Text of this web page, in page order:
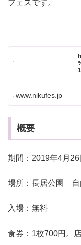
フェスです。
www.nikufes.jp
概要
期間：2019年4月26
場所：長居公園 自
入場：無料
食券：1枚700円。